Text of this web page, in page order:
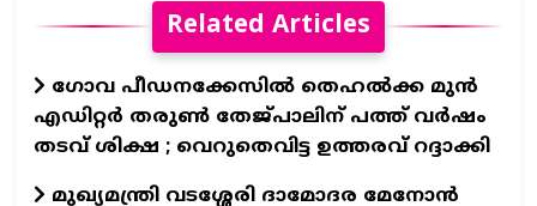
Related Articles
ഗോവ പീഡനക്കേസിൽ തെഹൽക്ക മുൻ
എഡിറ്റർ തരുൺ തേജ്പാലിന് പത്ത് വർഷം
തടവ് ശിക്ഷ ; വെറുതെവിട്ട ഉത്തരവ് റദ്ദാക്കി
മുഖ്യമന്ത്രി വടശ്ശേരി ദാമോദര മേനോൻ